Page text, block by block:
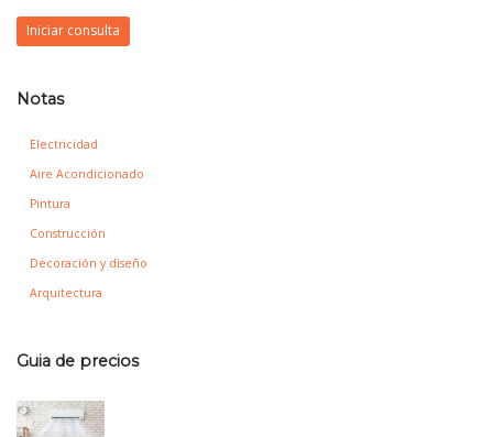
Iniciar consulta
Notas
Electricidad
Aire Acondicionado
Pintura
Construcción
Decoración y diseño
Arquitectura
Guia de precios